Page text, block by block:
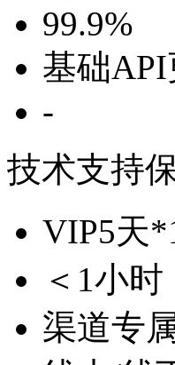
99.9%
基础
-
技术支持
VIP5天
＜1小时
渠道专